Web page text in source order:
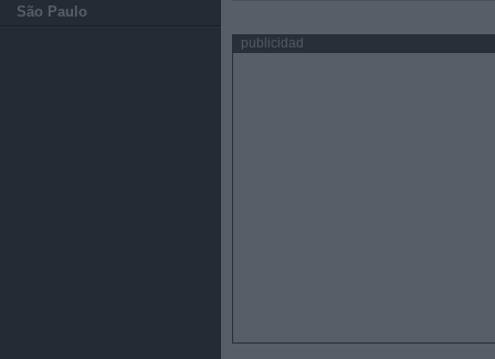
São Paulo
publicidad